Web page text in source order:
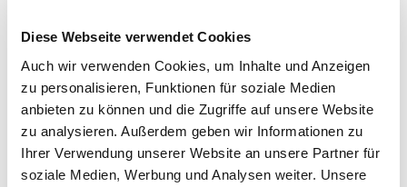
Diese Webseite verwendet Cookies
Auch wir verwenden Cookies, um Inhalte und Anzeigen
zu personalisieren, Funktionen für soziale Medien
anbieten zu können und die Zugriffe auf unsere Website
zu analysieren. Außerdem geben wir Informationen zu
Ihrer Verwendung unserer Website an unsere Partner für
soziale Medien, Werbung und Analysen weiter. Unsere